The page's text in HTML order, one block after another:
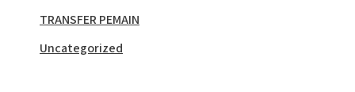
TRANSFER PEMAIN
Uncategorized